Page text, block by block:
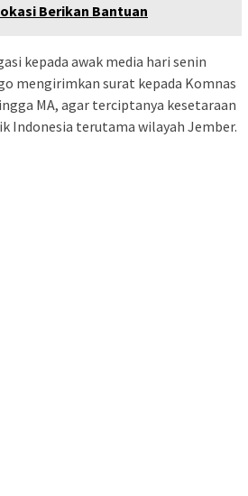
Berikan Bantuan
kepada awak media hari senin
mengirimkan surat kepada Komnas
MA, agar terciptanya kesetaraan
Indonesia terutama wilayah Jember.